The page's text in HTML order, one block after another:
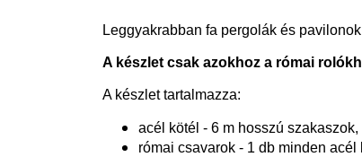
Leggyakrabban fa pergolák és
A készlet csak azokhoz a római
A készlet tartalmazza:
acél kötél - 6 m hosszú
római csavarok - 1 db minden acél